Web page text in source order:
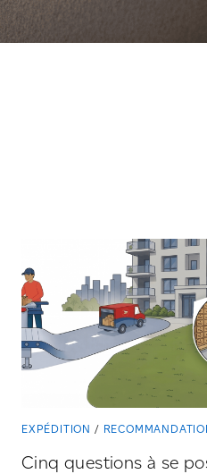
EXPÉDITION
Cinq questions à se